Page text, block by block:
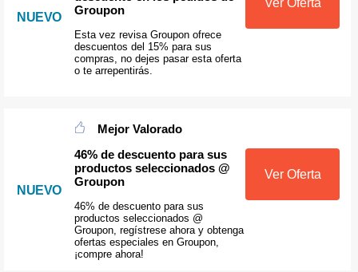
NUEVO
Groupon
Esta vez revisa Groupon ofrece
descuentos del 15% para sus
compras, no dejes pasar esta oferta
o te arrepentirás.
Ver Oferta
NUEVO
Mejor Valorado
46% de descuento para sus
productos seleccionados @
Groupon
46% de descuento para sus
productos seleccionados @
Groupon, regístrese ahora y obtenga
ofertas especiales en Groupon,
¡compre ahora!
Ver Oferta